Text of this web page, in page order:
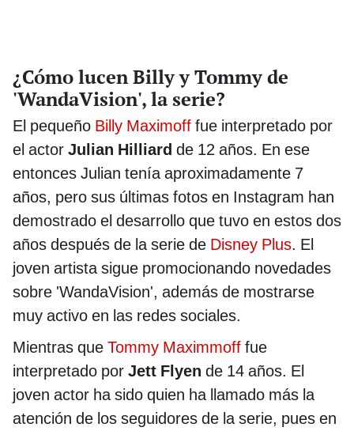
¿Cómo lucen Billy y Tommy de
'WandaVision', la serie?
El pequeño Billy Maximoff fue interpretado por
el actor Julian Hilliard de 12 años. En ese
entonces Julian tenía aproximadamente 7
años, pero sus últimas fotos en Instagram han
demostrado el desarrollo que tuvo en estos dos
años después de la serie de Disney Plus. El
joven artista sigue promocionando novedades
sobre 'WandaVision', además de mostrarse
muy activo en las redes sociales.
Mientras que Tommy Maximmoff fue
interpretado por Jett Flyen de 14 años. El
joven actor ha sido quien ha llamado más la
atención de los seguidores de la serie, pues en